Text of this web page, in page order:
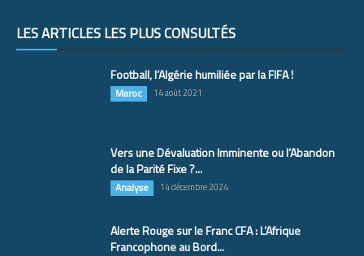
LES ARTICLES LES PLUS CONSULTÉS
Football, l’Algérie humiliée par la FIFA !
Maroc 14 août 2021
Vers une Dévaluation Imminente ou l’Abandon
de la Parité Fixe ?...
Analyse 14 décembre 2024
Alerte Rouge sur le Franc CFA : L’Afrique
Francophone au Bord...